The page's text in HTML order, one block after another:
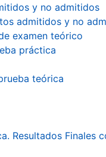
y no admitidos
admitidos y no
examen teórico
práctica
teórica
Resultados Finales